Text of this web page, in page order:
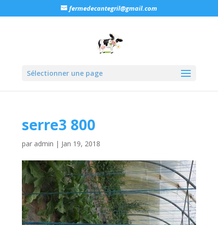
fermedecantegril@gmail.com
Sélectionner une page
serre3 800
par admin | Jan 19, 2018